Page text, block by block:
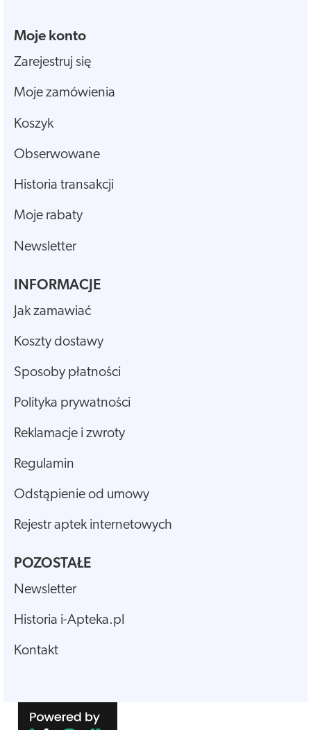
Moje konto
Zarejestruj się
Moje zamówienia
Koszyk
Obserwowane
Historia transakcji
Moje rabaty
Newsletter
INFORMACJE
Jak zamawiać
Koszty dostawy
Sposoby płatności
Polityka prywatności
Reklamacje i zwroty
Regulamin
Odstąpienie od umowy
Rejestr aptek internetowych
POZOSTAŁE
Newsletter
Historia i-Apteka.pl
Kontakt